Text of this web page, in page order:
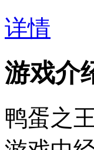
详情
游戏介
鸭蛋之